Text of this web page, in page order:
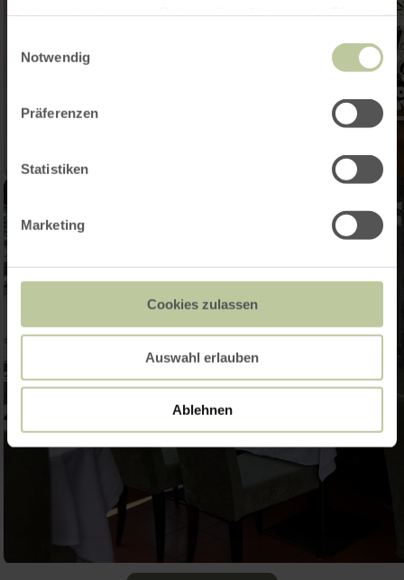
Notwendig
Präferenzen
Statistiken
Marketing
Cookies zulassen
Auswahl erlauben
Ablehnen